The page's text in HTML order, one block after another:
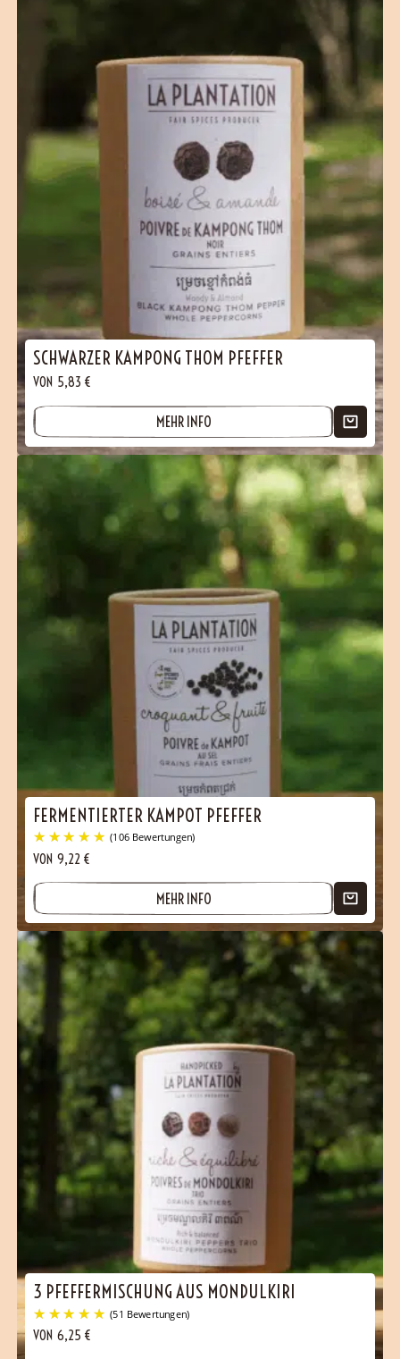
SCHWARZER KAMPONG THOM PFEFFER
VON 5,83 €
MEHR INFO
FERMENTIERTER KAMPOT PFEFFER
(106 Bewertungen)
VON 9,22 €
MEHR INFO
3 PFEFFERMISCHUNG AUS MONDULKIRI
VON 6,25 €